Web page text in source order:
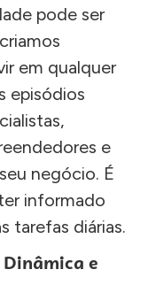
pode ser
em qualquer
episódios
e
negócio. É
informado
tarefas diárias.
e